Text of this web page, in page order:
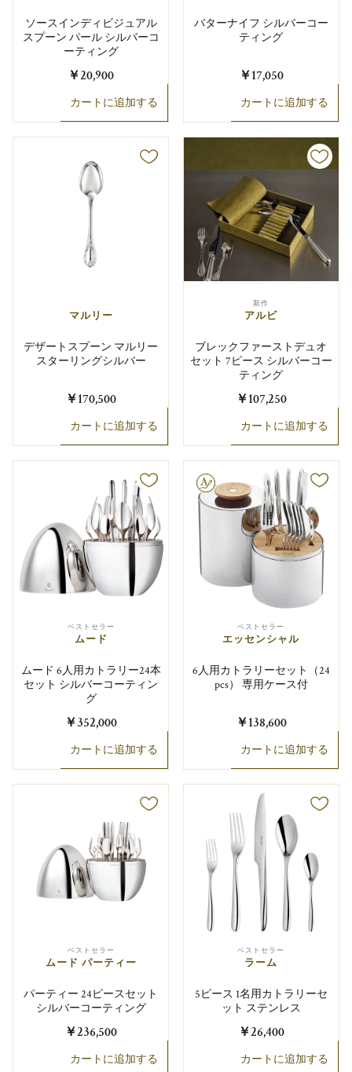
ソースインディビジュアル
スプーン パール シルバーコ
ーティング
￥20,900
カートに追加する
バターナイフ シルバーコー
ティング
￥17,050
カートに追加する
マルリー
デザートスプーン マルリー
スターリングシルバー
￥170,500
カートに追加する
新作
アルビ
ブレックファーストデュオ
セット 7ピース シルバーコー
ティング
￥107,250
カートに追加する
ベストセラー
ムード
ムード 6人用カトラリー24本
セット シルバーコーティン
グ
￥352,000
カートに追加する
文字彫り可能
ベストセラー
エッセンシャル
6人用カトラリーセット（24
pcs） 専用ケース付
￥138,600
カートに追加する
ベストセラー
ムード パーティー
パーティー 24ピースセット
シルバーコーティング
￥236,500
カートに追加する
ベストセラー
ラーム
5ピース 1名用カトラリーセ
ット ステンレス
￥26,400
カートに追加する